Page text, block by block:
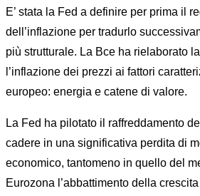
E’ stata la Fed a definire per prima il
dell’inflazione per tradurlo
più strutturale. La Bce ha rielaborato
l’inflazione dei prezzi ai fattori
europeo: energia e catene di valore.
La Fed ha pilotato il raffreddamento
cadere in una significativa perdita di
economico, tantomeno in quello del
Eurozona l’abbattimento della